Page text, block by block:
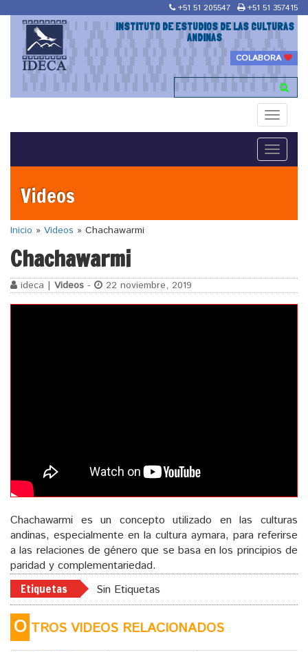
+51 51 205547 +51 51 357415
INSTITUTO DE ESTUDIOS DE LAS CULTURAS
ANDINAS
COLABORA
Toggle
Toggle
Videos
Inicio » Videos » Chachawarmi
Chachawarmi
ideca | Videos - 22 noviembre, 2019
Chachawarmi es un concepto utilizado en las culturas
andinas, especialmente en la cultura aymara, para referirse
a las relaciones de género que se basa en los principios de
paridad y complementariedad.
Etiquetas Sin Etiquetas
O TROS VIDEOS RELACIONADOS